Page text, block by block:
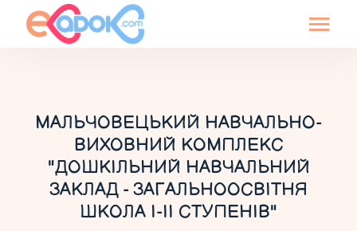
МАЛЬЧОВЕЦЬКИЙ НАВЧАЛЬНО-
ВИХОВНИЙ КОМПЛЕКС
"ДОШКІЛЬНИЙ НАВЧАЛЬНИЙ
ЗАКЛАД - ЗАГАЛЬНООСВІТНЯ
ШКОЛА І-ІІ СТУПЕНІВ"